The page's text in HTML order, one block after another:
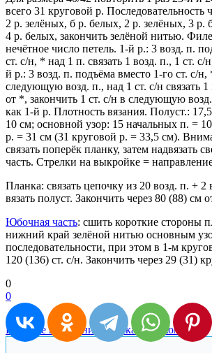
всего 31 круговой р. Последовательность
2 р. зелёных, б р. белых, 2 р. зелёных, 3 р.
4 р. белых, закончить зелёной нитью.
нечётное число петель. 1-й р.: 3 возд. п.
ст. с/н, * над 1 п. связать 1 возд. п., 1 ст. с/
й р.: 3 возд. п. подъёма вместо 1-го ст. с/н,
следующую возд. п., над 1 ст. с/н связать 1
от *, закончить 1 ст. с/н в следующую
как 1-й р. Плотность вязания. Полуст.:
10 см; основной узор: 15 начальных п. =
р. = 31 см (31 круговой р. = 33,5 см).
связать поперёк планку, затем надвязать
часть. Стрелки на выкройке =
Планка: связать цепочку из 20 возд. п. + 2
вязать полуст. Закончить через 80 (88) см
Юбочная часть: сшить короткие стороны
нижний край зелёной нитью основным
последовательности, при этом в 1-м
120 (136) ст. с/н. Закончить через 29 (31)
0
0
Вязаные купальники Юбка крючком